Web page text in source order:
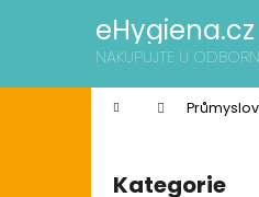
eHygiena.cz
NAKUPUJTE U
Domů
Přeskočit
Kategorie
í
Zpět
do
Zpět
do